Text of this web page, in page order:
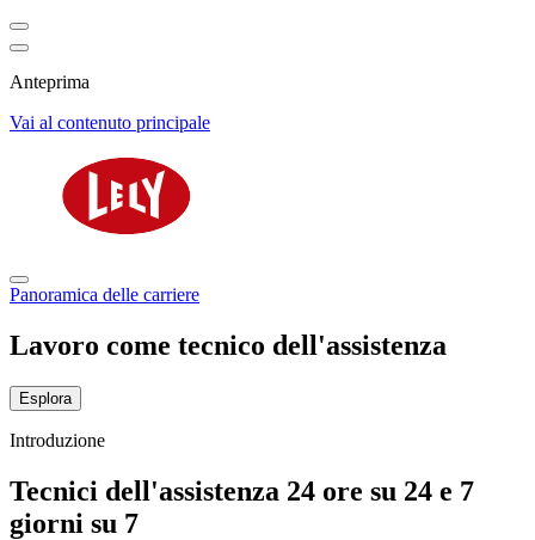
Anteprima
Vai al contenuto principale
Panoramica delle carriere
Lavoro come tecnico dell'assistenza
Esplora
Introduzione
Tecnici dell'assistenza 24 ore su 24 e 7
giorni su 7